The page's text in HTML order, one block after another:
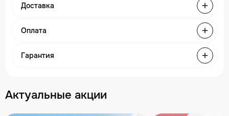
Доставка
Оплата
Гарантия
Актуальные акции